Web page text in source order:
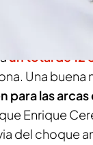
un total de 12
Una
para las
Enrique
del choque